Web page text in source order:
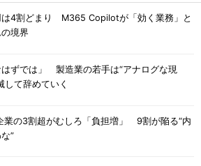
は4割どまり M365 Copilotが「効く業務」と
境界
はずでは」 製造業の若手は“アナログな現
して辞めていく
業の3割超がむしろ「負担増」 9割が陥る“内
”